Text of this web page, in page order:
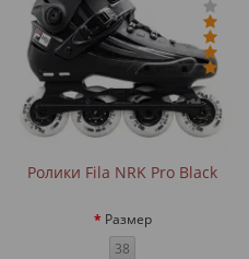
Ролики Fila NRK Pro Black
Размер
38